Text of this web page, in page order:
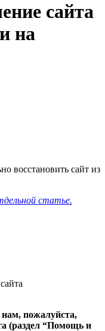
сайта
на
восстановить сайт из
статье.
пожалуйста,
(раздел “Помощь и